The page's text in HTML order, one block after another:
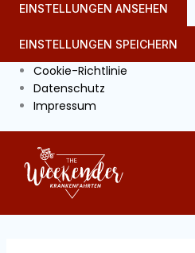
EINSTELLUNGEN ANSEHEN
EINSTELLUNGEN SPEICHERN
Cookie-Richtlinie
Datenschutz
Impressum